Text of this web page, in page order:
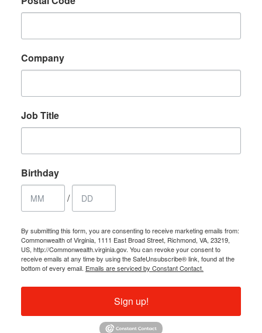
Company
Job Title
Birthday
/
By submitting this form, you are consenting to receive marketing emails from:
Commonwealth of Virginia, 1111 East Broad Street, Richmond, VA, 23219,
US, http://Commonwealth.virginia.gov. You can revoke your consent to
receive emails at any time by using the SafeUnsubscribe® link, found at the
bottom of every email. Emails are serviced by Constant Contact.
Sign up!